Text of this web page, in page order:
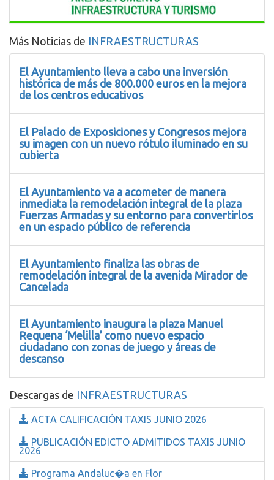
Más Noticias de INFRAESTRUCTURAS
El Ayuntamiento lleva a cabo una inversión
histórica de más de 800.000 euros en la mejora
de los centros educativos
El Palacio de Exposiciones y Congresos mejora
su imagen con un nuevo rótulo iluminado en su
cubierta
El Ayuntamiento va a acometer de manera
inmediata la remodelación integral de la plaza
Fuerzas Armadas y su entorno para convertirlos
en un espacio público de referencia
El Ayuntamiento finaliza las obras de
remodelación integral de la avenida Mirador de
Cancelada
El Ayuntamiento inaugura la plaza Manuel
Requena ‘Melilla’ como nuevo espacio
ciudadano con zonas de juego y áreas de
descanso
Descargas de INFRAESTRUCTURAS
ACTA CALIFICACIÓN TAXIS JUNIO 2026
PUBLICACIÓN EDICTO ADMITIDOS TAXIS JUNIO
2026
Programa Andaluc�a en Flor